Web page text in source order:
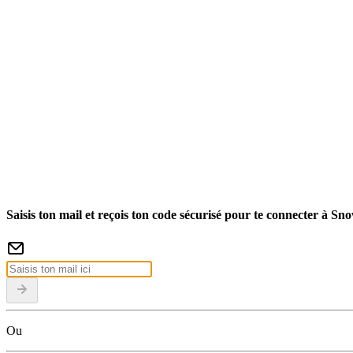
Saisis ton mail et reçois ton code sécurisé pour te connecter à
Ou